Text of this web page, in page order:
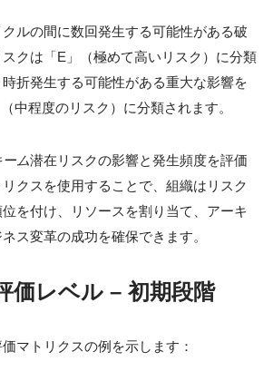
ルの間に数回発生する可能性がある破
クは「E」（極めて高いリスク）に分類
折発生する可能性がある重大な影響を
中程度のリスク）に分類されます。
ム潜在リスクの影響と発生頻度を評価
クスを使用することで、組織はリスク
を付け、リソースを割り当て、アーキ
ス変革の成功を確保できます。
価レベル – 初期段階
マトリクスの例を示します：